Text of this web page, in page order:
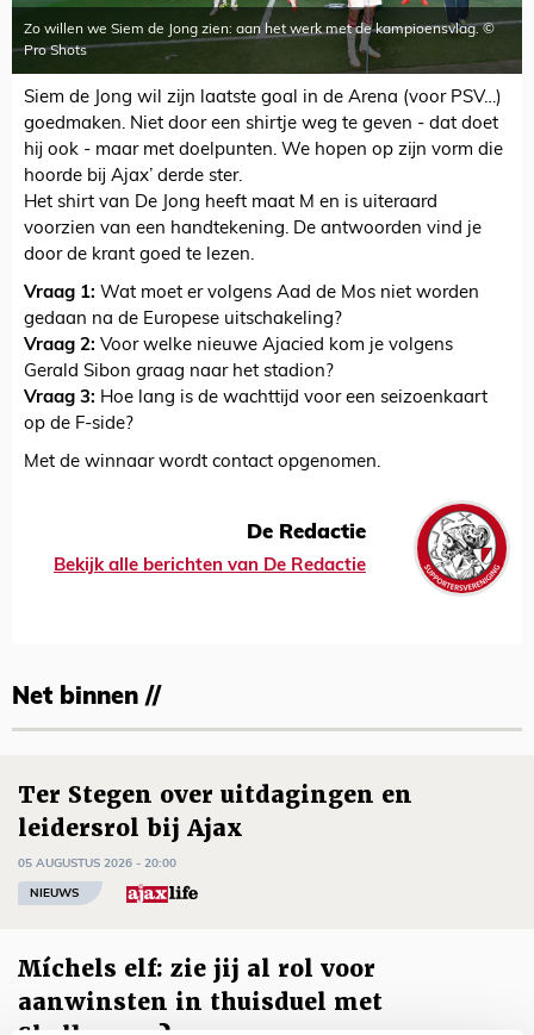
Zo willen we Siem de Jong zien: aan het werk met de kampioensvlag. ©
Pro Shots
Siem de Jong wil zijn laatste goal in de Arena (voor PSV…)
goedmaken. Niet door een shirtje weg te geven - dat doet
hij ook - maar met doelpunten. We hopen op zijn vorm die
hoorde bij Ajax’ derde ster.
Het shirt van De Jong heeft maat M en is uiteraard
voorzien van een handtekening. De antwoorden vind je
door de krant goed te lezen.
Vraag 1: Wat moet er volgens Aad de Mos niet worden
gedaan na de Europese uitschakeling?
Vraag 2: Voor welke nieuwe Ajacied kom je volgens
Gerald Sibon graag naar het stadion?
Vraag 3: Hoe lang is de wachttijd voor een seizoenkaart
op de F-side?
Met de winnaar wordt contact opgenomen.
De Redactie
Bekijk alle berichten van De Redactie
Net binnen //
Ter Stegen over uitdagingen en
leidersrol bij Ajax
05 AUGUSTUS 2026 - 20:00
NIEUWS
Míchels elf: zie jij al rol voor
aanwinsten in thuisduel met